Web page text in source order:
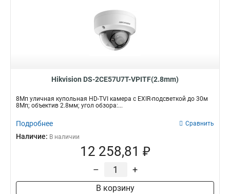
Hikvision DS-2CE57U7T-VPITF(2.8mm)
8Мп уличная купольная HD-TVI камера с EXIR-подсветкой до 30м
8Мп; объектив 2.8мм; угол обзора:...
Подробнее Сравнить
Наличие: В наличии
12 258,81 ₽
– +
В корзину